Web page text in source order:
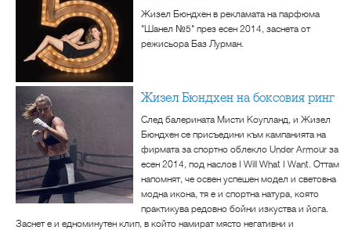
Жизел Бюндхен в рекламата на парфюма
"Шанел №5" през есен 2014, заснета от
режисьора Баз Лурман.
Жизел Бюндхен на боксовия ринг
След балерината Мисти Коупланд, и Жизел
Бюндхен се присъедини към кампанията на
фирмата за спортно облекло Under Armour за
есен 2014, под наслов I Will What I Want. Оттам
напомнят, че освен успешен модел и световна
модна икона, тя е и спортна натура, която
практикува редовно бойни изкуства и йога.
Заснет е и едноминутен клип, в който намират място негативни и